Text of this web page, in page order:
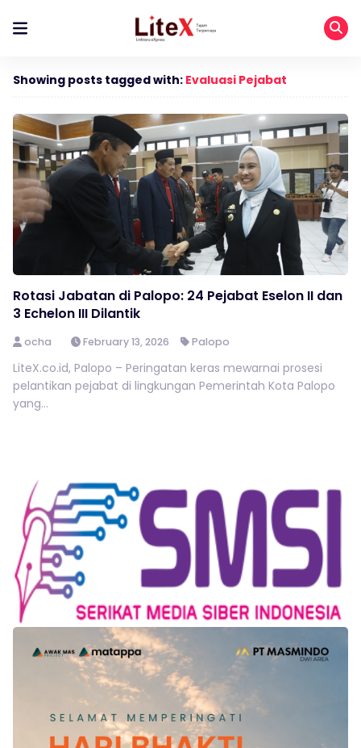
Showing posts tagged with: Evaluasi Pejabat
Rotasi Jabatan di Palopo: 24 Pejabat Eselon II dan
3 Echelon III Dilantik
ocha February 13, 2026 Palopo
LiteX.co.id, Palopo – Peringatan keras mewarnai prosesi
pelantikan pejabat di lingkungan Pemerintah Kota Palopo
yang...